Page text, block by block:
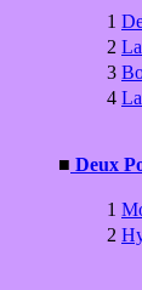
1
2
3
4
■ Deux
1
2